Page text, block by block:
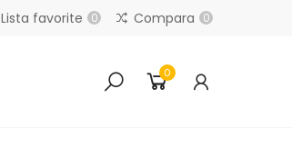
Lista favorite 0 Compara 0
0